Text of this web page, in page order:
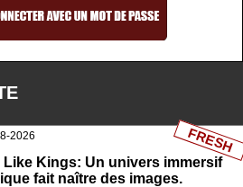
2026
Like Kings: Un univers immersif
fait naître des images.
FRESH